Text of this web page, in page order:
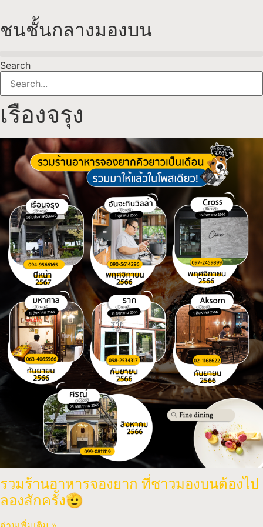
content
ชนชั้นกลางมองบน
Search
เรืองจรุง
รวมร้านอาหารจองยาก ที่ชาวมองบนต้องไป
ลองสักครั้ง🫡